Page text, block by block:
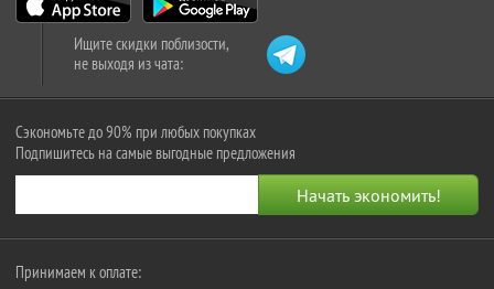
Ищите скидки поблизости,
не выходя из чата:
Сэкономьте до 90% при любых покупках
Подпишитесь на самые выгодные предложения
Принимаем к оплате: